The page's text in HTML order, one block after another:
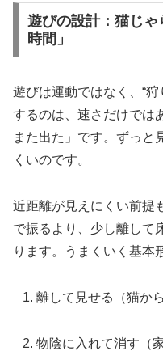
遊びの設計：猫じ
時間」
遊びは運動ではなく、“
するのは、速さだけで
また出た」です。ずっと
くいのです。
近距離が見えにくい前提
で振るより、少し離して
ります。うまくいく基本
離して見せる（猫か
物陰に入れて消す（